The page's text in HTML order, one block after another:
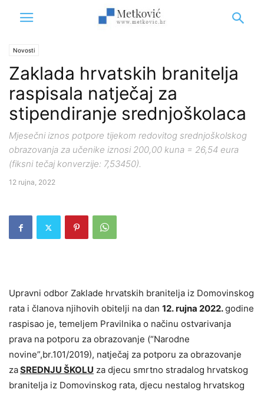
Novosti
Zaklada hrvatskih branitelja
raspisala natječaj za
stipendiranje srednjoškolaca
Mjesečni iznos potpore tijekom redovitog srednjoškolskog
obrazovanja za učenike iznosi 200,00 kuna = 26,54 eura
(fiksni tečaj konverzije: 7,53450).
12 rujna, 2022
Upravni odbor Zaklade hrvatskih branitelja iz Domovinskog
rata i članova njihovih obitelji na dan 12. rujna 2022.godine
raspisao je, temeljem Pravilnika o načinu ostvarivanja
prava na potporu za obrazovanje (“Narodne
novine”,br.101/2019), natječaj za potporu za obrazovanje
zaSREDNJU ŠKOLU za djecu smrtno stradalog hrvatskog
branitelja iz Domovinskog rata, djecu nestalog hrvatskog